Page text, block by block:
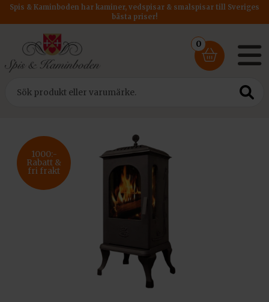
Spis & Kaminboden har kaminer, vedspisar & smalspisar till Sveriges
bästa priser!
0
1000:-
Rabatt &
fri frakt